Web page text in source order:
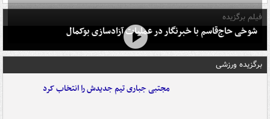
فیلم برگزیده
شوخی حاج‌قاسم با خبرنگار در عملیات آزادسازی بوکمال
برگزیده ورزشی
مجتبی جباری تیم جدیدش را انتخاب کرد